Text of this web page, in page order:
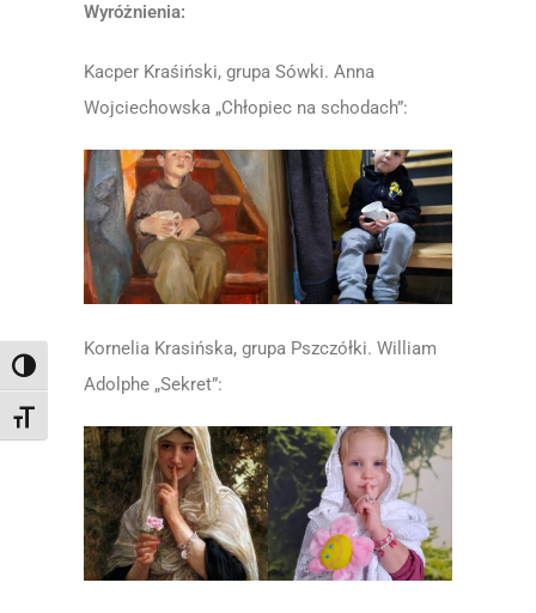
Toggle High Contrast
Toggle Font size
Wyróżnienia:
Kacper Kraśiński, grupa Sówki. Anna
Wojciechowska „Chłopiec na schodach”:
Kornelia Krasińska, grupa Pszczółki. William
Adolphe „Sekret”: